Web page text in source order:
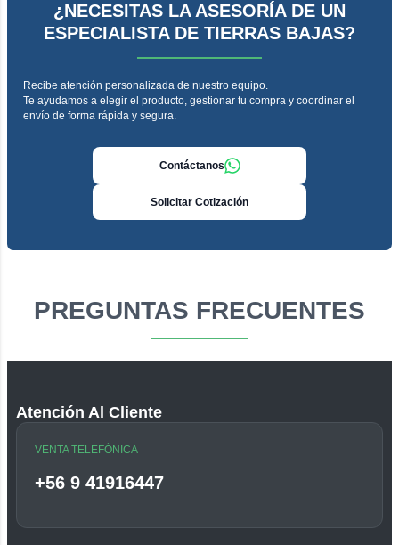
¿NECESITAS LA ASESORÍA DE UN
ESPECIALISTA DE TIERRAS BAJAS?
Recibe atención personalizada de nuestro equipo.
Te ayudamos a elegir el producto, gestionar tu compra y coordinar el
envío de forma rápida y segura.
Contáctanos
Solicitar Cotización
PREGUNTAS FRECUENTES
Atención Al Cliente
VENTA TELEFÓNICA
+56 9 41916447